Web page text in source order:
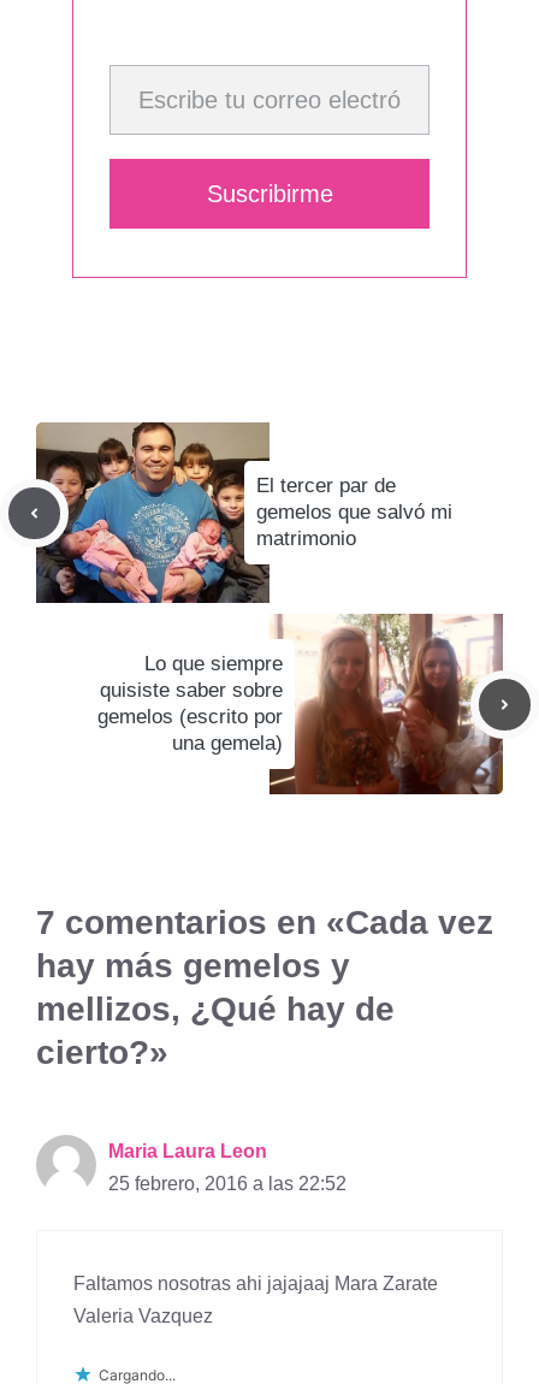
Escribe tu correo electrónico…
Suscribirme
El tercer par de
gemelos que salvó mi
matrimonio
Lo que siempre
quisiste saber sobre
gemelos (escrito por
una gemela)
7 comentarios en «Cada vez
hay más gemelos y
mellizos, ¿Qué hay de
cierto?»
Maria Laura Leon
25 febrero, 2016 a las 22:52
Faltamos nosotras ahi jajajaaj Mara Zarate
Valeria Vazquez
Cargando...